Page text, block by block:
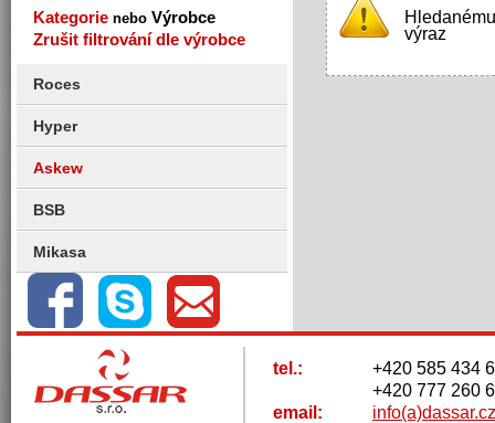
Kategorie nebo Výrobce
Zrušit filtrování dle výrobce
Roces
Hyper
Askew
BSB
Mikasa
výraz
tel.:
+420 585 434
+420 777 260
email:
info(a)dassar.cz